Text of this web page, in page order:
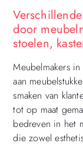
door
stoelen,
Meubelmakers
aan
smaken van
tot op maat
bedreven in het
die zowel